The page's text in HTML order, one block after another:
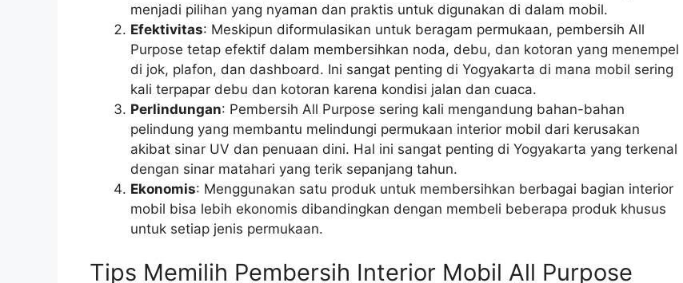
menjadi pilihan yang nyaman dan praktis untuk digunakan di dalam mobil.
Efektivitas: Meskipun diformulasikan untuk beragam permukaan, pembersih All
Purpose tetap efektif dalam membersihkan noda, debu, dan kotoran yang menempel
di jok, plafon, dan dashboard. Ini sangat penting di Yogyakarta di mana mobil sering
kali terpapar debu dan kotoran karena kondisi jalan dan cuaca.
Perlindungan: Pembersih All Purpose sering kali mengandung bahan-bahan
pelindung yang membantu melindungi permukaan interior mobil dari kerusakan
akibat sinar UV dan penuaan dini. Hal ini sangat penting di Yogyakarta yang terkenal
dengan sinar matahari yang terik sepanjang tahun.
Ekonomis: Menggunakan satu produk untuk membersihkan berbagai bagian interior
mobil bisa lebih ekonomis dibandingkan dengan membeli beberapa produk khusus
untuk setiap jenis permukaan.
Tips Memilih Pembersih Interior Mobil All Purpose